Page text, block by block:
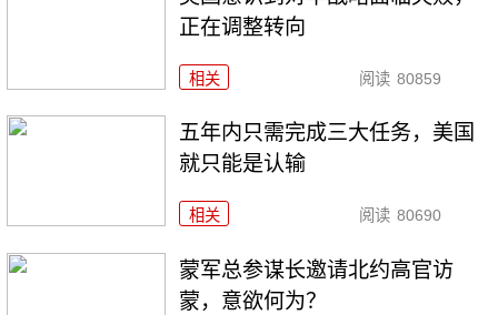
正在调整转向
相关 阅读 80859
五年内只需完成三大任务，美国
就只能是认输
相关 阅读 80690
​蒙军总参谋长邀请北约高官访
蒙，意欲何为？